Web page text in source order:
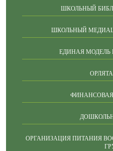
ШКОЛЬНЫЙ
ШКОЛЬНЫЙ
ЕДИНАЯ МОДЕЛЬ
ОРГАНИЗАЦИЯ ПИТАНИЯ